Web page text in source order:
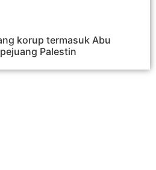
korup termasuk Abu
Palestin